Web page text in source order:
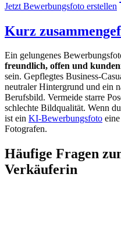
Jetzt Bewerbungsfoto erstellen
Kurz
Ein gelungenes
freundlich, offen und
sein. Gepflegtes Business-
neutraler Hintergrund und ein
Berufsbild. Vermeide starre
schlechte Bildqualität. Wenn
ist ein KI-Bewerbungsfoto
Fotografen.
Häufige Fragen
Verkäuferin